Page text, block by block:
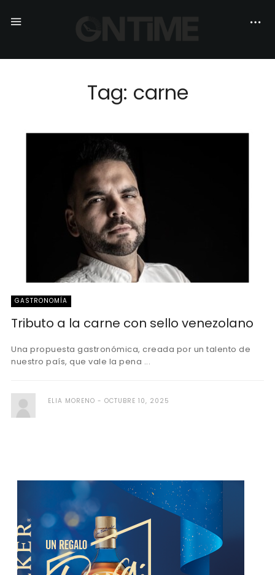
Tag: carne
GASTRONOMÍA
Tributo a la carne con sello venezolano
Una propuesta gastronómica, creada por un talento de
nuestro país, que vale la pena ...
ELIA MORENO OCTUBRE 10, 2025